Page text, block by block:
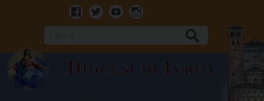
Facebook
TwitterYoutubeInstagram
Diocesi di Ivrea